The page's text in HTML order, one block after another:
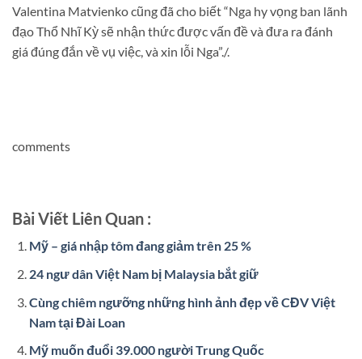
Valentina Matvienko cũng đã cho biết “Nga hy vọng ban lãnh
đạo Thổ Nhĩ Kỳ sẽ nhận thức được vấn đề và đưa ra đánh
giá đúng đắn về vụ việc, và xin lỗi Nga”./.
comments
Bài Viết Liên Quan :
Mỹ – giá nhập tôm đang giảm trên 25 %
24 ngư dân Việt Nam bị Malaysia bắt giữ
Cùng chiêm ngưỡng những hình ảnh đẹp về CĐV Việt
Nam tại Đài Loan
Mỹ muốn đuổi 39.000 người Trung Quốc